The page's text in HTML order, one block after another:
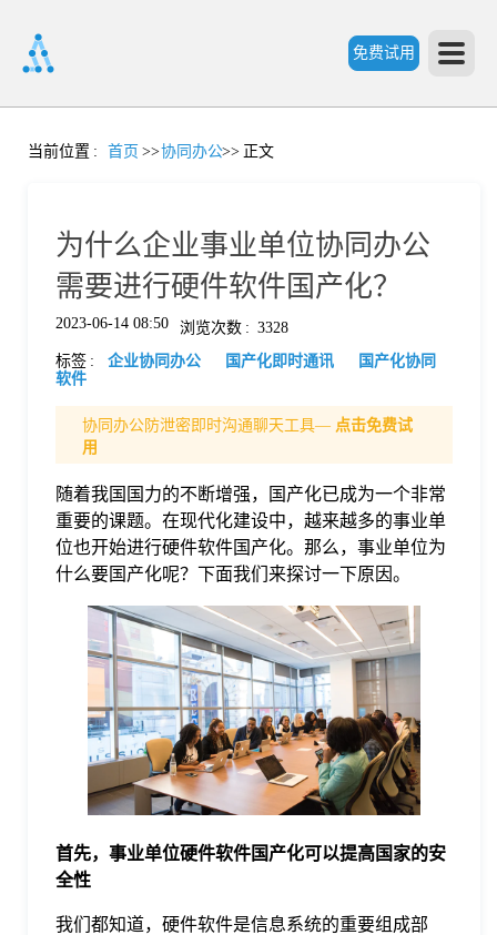
免费试用
首
格
题
当前位置 : 首页 >>协同办公>> 正文
为什么企业事业单位协同办公
需要进行硬件软件国产化？
2023-06-14 08:50 浏览次数 : 3328
标签 : 企业协同办公 国产化即时通讯
国产化协同
软件
协同办公防泄密即时沟通聊天工具— 点击免费试
用
随着我国国力的不断增强，国产化已成为一个非常
重要的课题。在现代化建设中，越来越多的事业单
位也开始进行硬件软件国产化。那么，事业单位为
什么要国产化呢？下面我们来探讨一下原因。
首先，事业单位硬件软件国产化可以提高国家的安
全性
我们都知道，硬件软件是信息系统的重要组成部